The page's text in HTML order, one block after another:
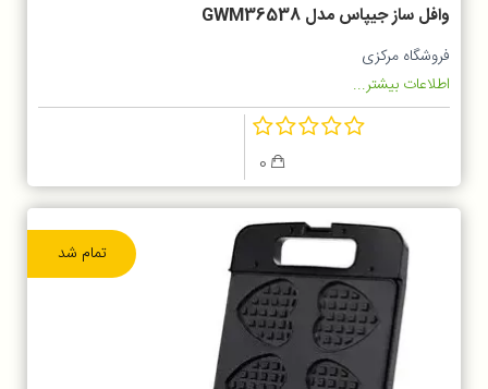
وافل ساز جیپاس مدل GWM36538
فروشگاه مرکزی
اطلاعات بیشتر...
0
تمام شد